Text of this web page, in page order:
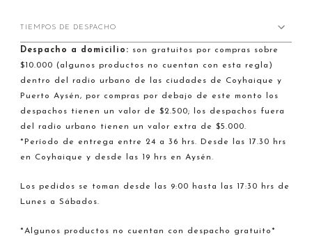
TIEMPOS DE DESPACHO
Despacho a domicilio: son gratuitos por compras sobre
$10.000 (algunos productos no cuentan con esta regla)
dentro del radio urbano de las ciudades de Coyhaique y
Puerto Aysén, por compras por debajo de este monto los
despachos tienen un valor de $2.500; los despachos fuera
del radio urbano tienen un valor extra de $5.000.
*Período de entrega entre 24 a 36 hrs. Desde las 17.30 hrs
en Coyhaique y desde las 19 hrs en Aysén.
Los pedidos se toman desde las 9:00 hasta las 17:30 hrs de
Lunes a Sábados.
*Algunos productos no cuentan con despacho gratuito*